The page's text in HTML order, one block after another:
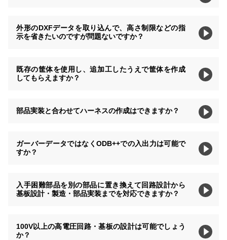
外形のDXFデータを取り込んで、高さ制限などの指
示を省きたいのですが問題ないですか？
既存の筐体を使用し、追加工したうえで筐体を作成
してもらえますか？
部品実装と合わせてハーネスの作成はできますか？
ガーバーデータではなくODB++での入出力は可能で
すか？
入手困難部品を別の部品に置き換えて回路設計から
基板設計・製造・部品実装までを対応できますか？
100V以上の高電圧回路・基板の設計は可能でしょう
か？